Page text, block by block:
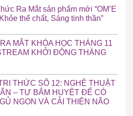
Ra Mắt sản phẩm mới “OM’E
thể chất, Sáng tinh thần”
MẮT KHÓA HỌC THÁNG 11
KHỞI ĐỘNG THÁNG
THỨC SỐ 12: NGHỆ THUẬT
– TỰ BẤM HUYỆT ĐỂ CÓ
NGON VÀ CẢI THIỆN NÃO